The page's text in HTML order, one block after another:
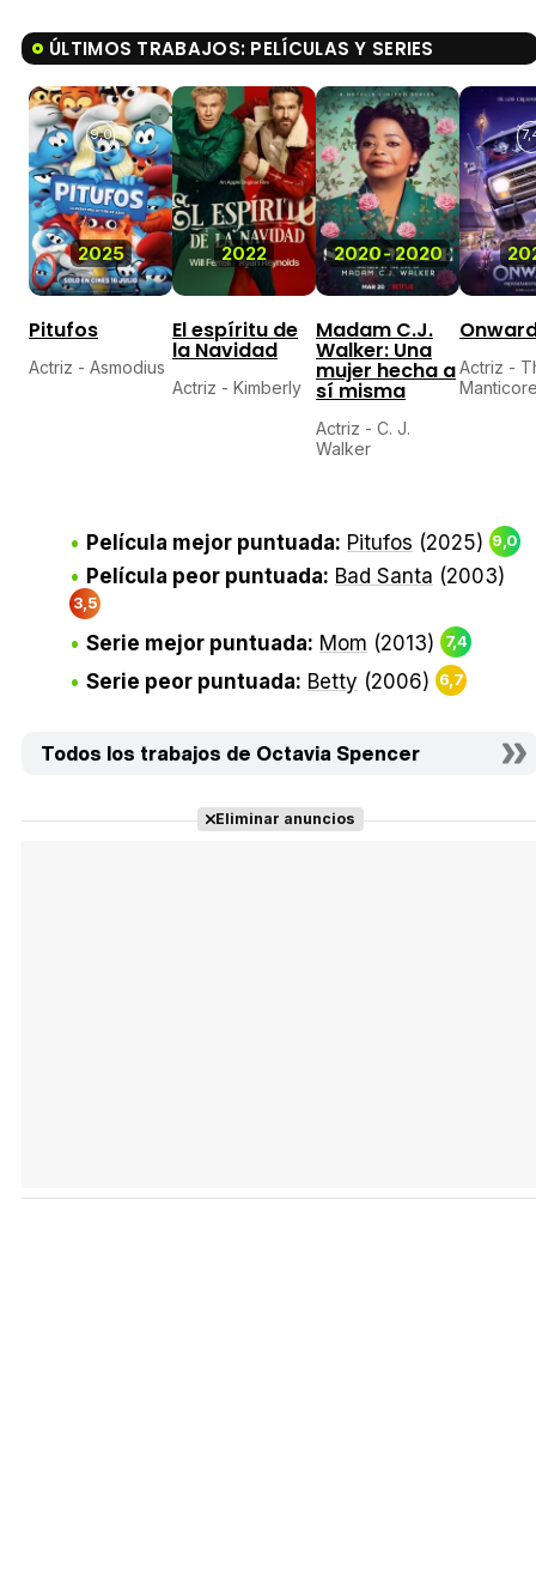
ÚLTIMOS TRABAJOS: PELÍCULAS Y SERIES
2025
9,0
Pitufos
Actriz - Asmodius
2022
El espíritu de
la Navidad
Actriz - Kimberly
2020-2020
Madam C.J.
Walker: Una
mujer hecha a
sí misma
Actriz - C. J.
Walker
Actriz -
Película mejor puntuada: Pitufos (2025) 9,0
Película peor puntuada: Bad Santa (2003)
3,5
Serie mejor puntuada: Mom (2013) 7,4
Serie peor puntuada: Betty (2006) 6,7
Todos los trabajos de Octavia Spencer
Eliminar anuncios